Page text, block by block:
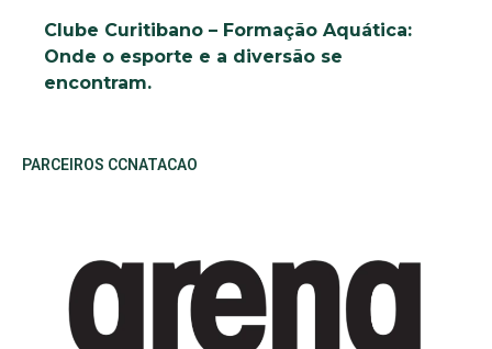
Clube Curitibano – Formação Aquática:
Onde o esporte e a diversão se
encontram.
PARCEIROS CCNATACAO